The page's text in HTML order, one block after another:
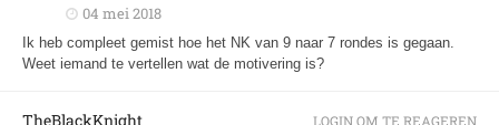
04 mei 2018
Ik heb compleet gemist hoe het NK van 9 naar 7 rondes is gegaan.
Weet iemand te vertellen wat de motivering is?
TheBlackKnight LOGIN OM TE REAGEREN